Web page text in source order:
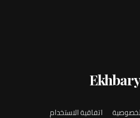
اتفاقية الاستخدام